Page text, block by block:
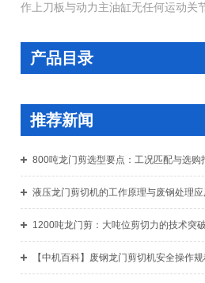
作上刀板与动力主油缸无任何运动关
产品目录
推荐新闻
800吨龙门剪选型要点：工况匹配与选购
液压龙门剪切机的工作原理与废钢处理
1200吨龙门剪：大吨位剪切力的技术突
【中机百科】废钢龙门剪切机安全操作